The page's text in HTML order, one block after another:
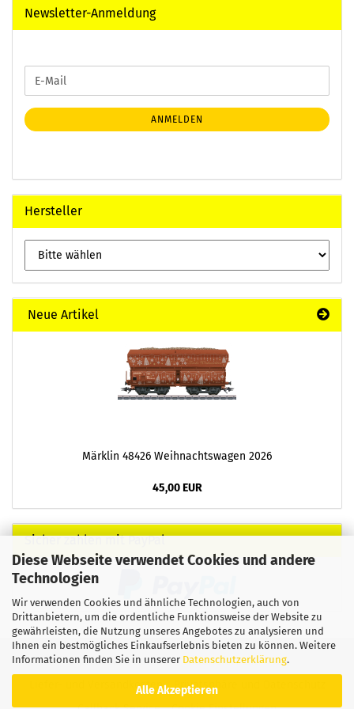
Diese Webseite verwendet Cookies und andere
Technologien
Wir verwenden Cookies und ähnliche Technologien, auch von
Drittanbietern, um die ordentliche Funktionsweise der Website zu
gewährleisten, die Nutzung unseres Angebotes zu analysieren und
Ihnen ein bestmögliches Einkaufserlebnis bieten zu können. Weitere
Informationen finden Sie in unserer Datenschutzerklärung.
Alle Akzeptieren
Newsletter-Anmeldung
ZUR
NEWSLETTER-
ANMELDUNG
E-
Mail
ANMELDEN
Hersteller
Neue Artikel
Märklin 48426 Weihnachtswagen 2026
45,00 EUR
Sicher zahlen mit PayPal
Impressum Kontakt Widerrufsrecht
AGB
Liefer- und Versandkosten
Privatsphäre und Datenschutz